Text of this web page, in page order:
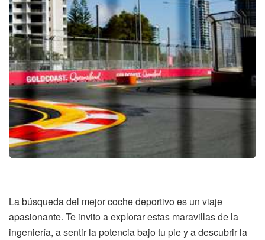
La búsqueda del mejor coche deportivo es un viaje
apasionante. Te invito a explorar estas maravillas de la
ingeniería, a sentir la potencia bajo tu pie y a descubrir la